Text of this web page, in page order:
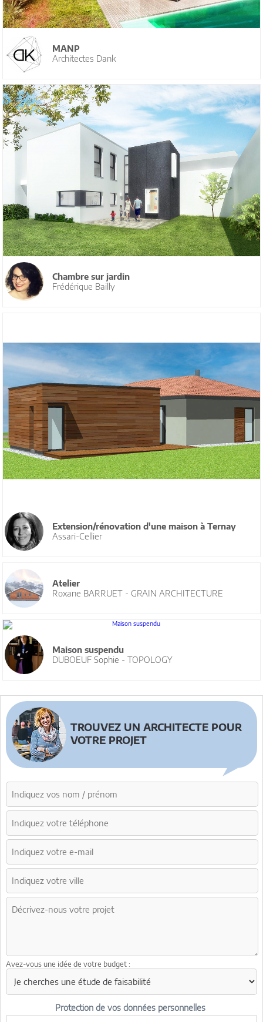
MANP
Architectes Dank
Chambre sur jardin
Frédérique Bailly
Extension/rénovation d'une maison à Ternay
Assari-Cellier
Atelier
Roxane BARRUET - GRAIN ARCHITECTURE
Maison suspendu
DUBOEUF Sophie - TOPOLOGY
TROUVEZ UN ARCHITECTE POUR
VOTRE PROJET
Avez-vous une idée de votre budget :
Protection de vos données personnelles